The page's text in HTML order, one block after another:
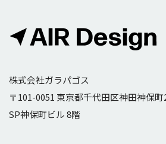
株式会社ガラパゴス
〒101-0051 東京都千代田区神田神保町
SP神保町ビル 8階